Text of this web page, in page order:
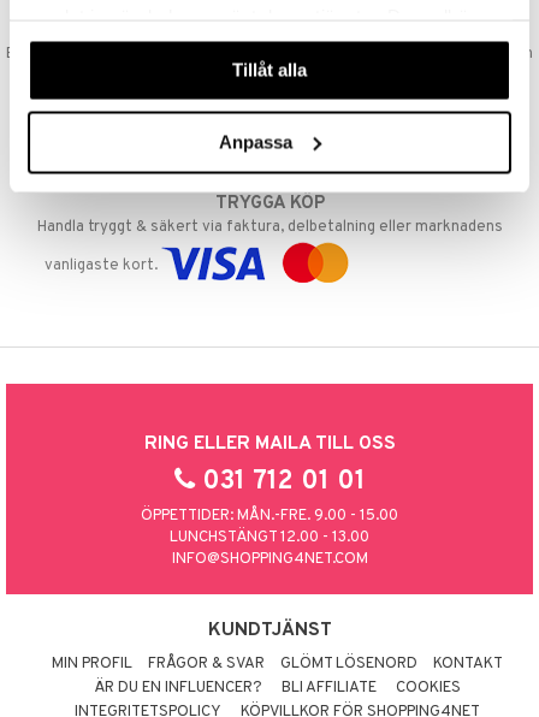
våra cookies vid fortsatt användande av vår webbplats.
Tillåt alla
Anpassa
Beställningar lagda före 14:00 (gäller varor i lager) skickas normalt ut från
oss samma dag.
GODKÄND AV LÄKEMEDELSVERKET
EU-logotypen är symbolen som visar att vi är godkända av
TRYGGA KÖP
Handla tryggt & säkert via faktura, delbetalning eller marknadens
vanligaste kort.
RING ELLER MAILA TILL OSS
031 712 01 01
ÖPPETTIDER: MÅN.-FRE. 9.00 - 15.00
LUNCHSTÄNGT 12.00 - 13.00
INFO@SHOPPING4NET.COM
KUNDTJÄNST
MIN PROFIL FRÅGOR & SVAR GLÖMT LÖSENORD
KONTAKT
ÄR DU EN INFLUENCER?
BLI AFFILIATE
COOKIES
INTEGRITETSPOLICY
KÖPVILLKOR FÖR SHOPPING4NET